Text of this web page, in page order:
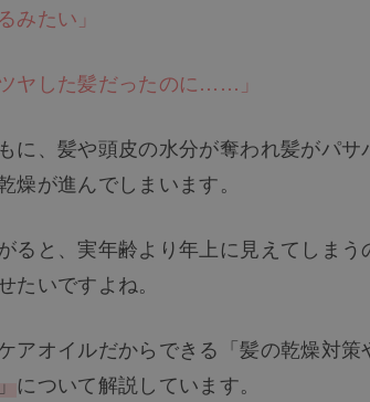
みたい」
ヤした髪だったのに……」
に、髪や頭皮の水分が奪われ髪がパ
燥が進んでしまいます。
ると、実年齢より年上に見えてしま
たいですよね。
アオイルだからできる「髪の乾燥対策
について解説しています。